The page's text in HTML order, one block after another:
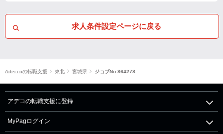
求人条件設定ページに戻る
Adeccoの転職支援 東北 宮城県 ジョブNo.864278
アデコの転職支援に登録
MyPagログイン